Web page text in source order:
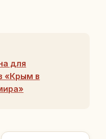
для
«Крым в